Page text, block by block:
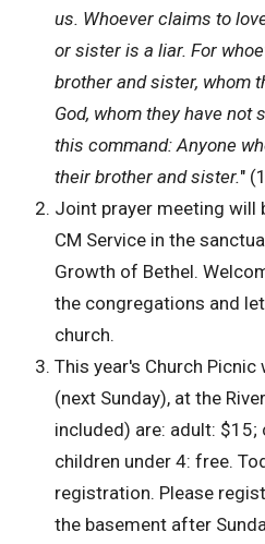
us. Whoever claims to
or sister is a liar. For
brother and sister, whom
God, whom they have not
this command: Anyone
their brother and sister."
Joint prayer meeting will
CM Service in the
Growth of Bethel.
the congregations and
church.
This year's Church
(next Sunday), at the
included) are: adult:
children under 4: free.
registration. Please
the basement after